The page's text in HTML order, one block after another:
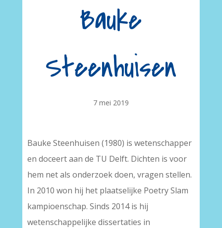
Bauke
Steenhuisen
7 mei 2019
Bauke Steenhuisen (1980) is wetenschapper
en doceert aan de TU Delft. Dichten is voor
hem net als onderzoek doen, vragen stellen.
In 2010 won hij het plaatselijke Poetry Slam
kampioenschap. Sinds 2014 is hij
wetenschappelijke dissertaties in